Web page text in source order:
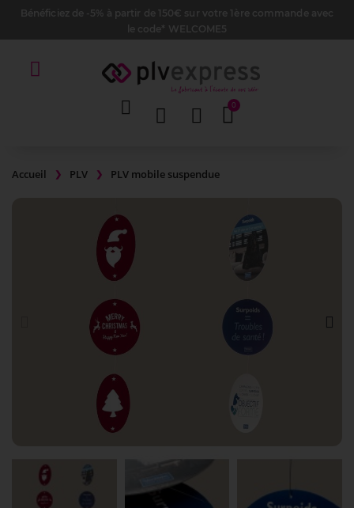
Bénéficiez de -5% à partir de 150€ sur votre 1ère commande avec
le code* WELCOME5
Accueil PLV PLV mobile suspendue